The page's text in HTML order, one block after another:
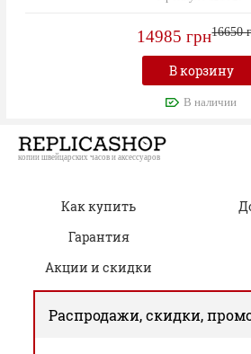
14985 грн16650
В корзину
В наличии
копии швейцарских часов и аксессуаров
Как купить
Гарантия
Акции и скидки
(050) 805-
Распродажи, скидки,